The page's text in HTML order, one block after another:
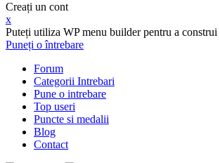
Creați un cont
x
Puteți utiliza WP menu builder pentru a construi
Puneți o întrebare
Forum
Categorii Intrebari
Pune o intrebare
Top useri
Puncte si medalii
Blog
Contact